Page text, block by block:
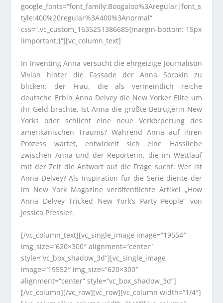
google_fonts=“font_family:Boogaloo%3Aregular|font_s
tyle:400%20regular%3A400%3Anormal“
css=“.vc_custom_1635251386685{margin-bottom: 15px
!important;}“][vc_column_text]
In Inventing Anna versucht die ehrgeizige Journalistin
Vivian hinter die Fassade der Anna Sorokin zu
blicken: der Frau, die als vermeintlich reiche
deutsche Erbin Anna Delvey die New Yorker Elite um
ihr Geld brachte. Ist Anna die größte Betrügerin New
Yorks oder schlicht eine neue Verkörperung des
amerikanischen Traums? Während Anna auf ihren
Prozess wartet, entwickelt sich eine Hassliebe
zwischen Anna und der Reporterin, die im Wettlauf
mit der Zeit die Antwort auf die Frage sucht: Wer ist
Anna Delvey? Als Inspiration für die Serie diente der
im New York Magazine veröffentlichte Artikel „How
Anna Delvey Tricked New York’s Party People“ von
Jessica Pressler.
[/vc_column_text][vc_single_image image=“19554″
img_size=“620×300″ alignment=“center“
style=“vc_box_shadow_3d“][vc_single_image
image=“19552″ img_size=“620×300″
alignment=“center“ style=“vc_box_shadow_3d“]
[/vc_column][/vc_row][vc_row][vc_column width=“1/4″]